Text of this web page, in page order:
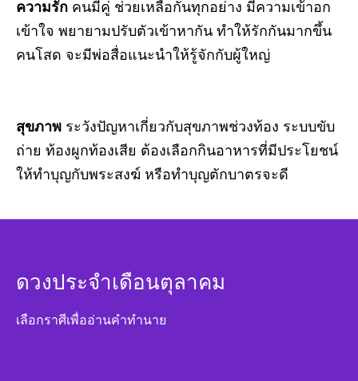
ความรัก คนมีคู่ ช่วยเหลือกันทุกอย่าง มีความเข้าอก
เข้าใจ พยายามปรับตัวเข้าหากัน ทำให้รักกันมากขึ้น
คนโสด จะมีพ่อสื่อแนะนำให้รู้จักกับผู้ใหญ่
สุขภาพ ระวังปัญหาเกี่ยวกับสุขภาพช่วงท้อง ระบบขับ
ถ่าย ท้องผูกท้องเสีย ต้องเลือกกินอาหารที่มีประโยชน์
ให้ทำบุญกับพระสงฆ์ หรือทำบุญตักบาตรจะดี
ดวงประจำเดือนตุลาคม
เลือกราศีเพื่ออ่านคำทำนาย